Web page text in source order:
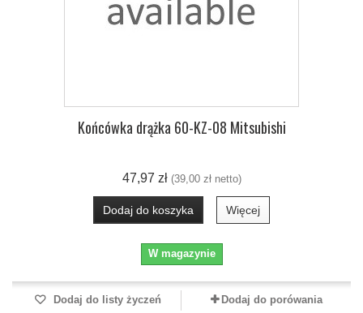
Końcówka drążka 60-KZ-08 Mitsubishi
47,97 zł(39,00 zł netto)
Dodaj do koszyka Więcej
W magazynie
Dodaj do listy życzeń Dodaj do porówania